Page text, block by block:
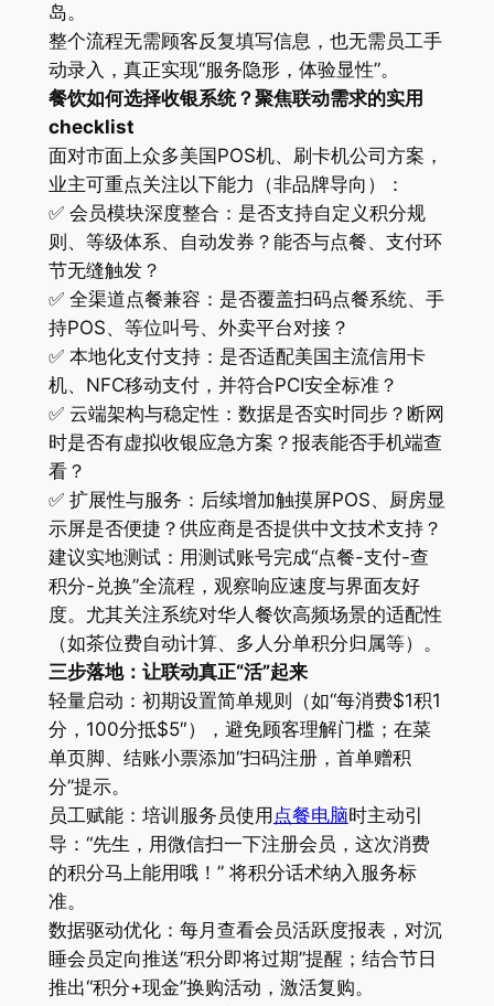
岛。
整个流程无需顾客反复填写信息，也无需员工手
动录入，真正实现“服务隐形，体验显性”。
餐饮如何选择收银系统？聚焦联动需求的实用
checklist
面对市面上众多美国POS机、刷卡机公司方案，
业主可重点关注以下能力（非品牌导向）：
✅ 会员模块深度整合：是否支持自定义积分规
则、等级体系、自动发券？能否与点餐、支付环
节无缝触发？
✅ 全渠道点餐兼容：是否覆盖扫码点餐系统、手
持POS、等位叫号、外卖平台对接？
✅ 本地化支付支持：是否适配美国主流信用卡
机、NFC移动支付，并符合PCI安全标准？
✅ 云端架构与稳定性：数据是否实时同步？断网
时是否有虚拟收银应急方案？报表能否手机端查
看？
✅ 扩展性与服务：后续增加触摸屏POS、厨房显
示屏是否便捷？供应商是否提供中文技术支持？
建议实地测试：用测试账号完成“点餐-支付-查
积分-兑换”全流程，观察响应速度与界面友好
度。尤其关注系统对华人餐饮高频场景的适配性
（如茶位费自动计算、多人分单积分归属等）。
三步落地：让联动真正“活”起来
轻量启动：初期设置简单规则（如“每消费$1积1
分，100分抵$5″），避免顾客理解门槛；在菜
单页脚、结账小票添加“扫码注册，首单赠积
分”提示。
员工赋能：培训服务员使用 点餐电脑时主动引
导：“先生，用微信扫一下注册会员，这次消费
的积分马上能用哦！” 将积分话术纳入服务标
准。
数据驱动优化：每月查看会员活跃度报表，对沉
睡会员定向推送“积分即将过期”提醒；结合节日
推出“积分+现金”换购活动，激活复购。